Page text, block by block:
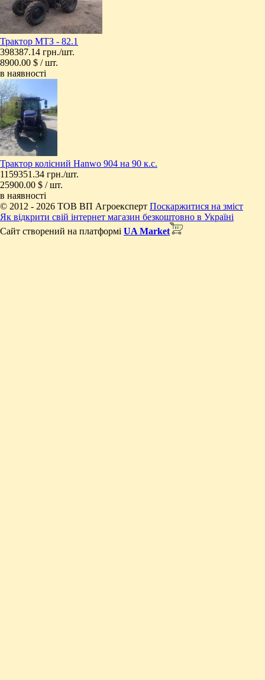
Трактор МТЗ - 82.1
398387.14 грн./шт.
8900.00 $ / шт.
в наявності
​Трактор колісний Hanwo 904 на 90 к.с.
1159351.34 грн./шт.
25900.00 $ / шт.
в наявності
© 2012 - 2026 ТОВ ВП Агроексперт Поскаржитися на зміст
Як відкрити свій інтернет магазин безкоштовно в Україні
Сайт створений на платформі UA Market